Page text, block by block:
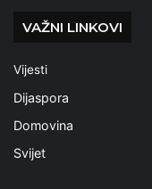
VAŽNI LINKOVI
Vijesti
Dijaspora
Domovina
Svijet